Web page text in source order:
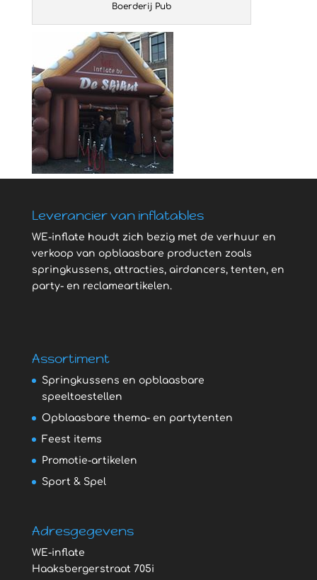
Boerderij Pub
Leverancier van inflatables
WE-inflate houdt zich bezig met de verhuur en
verkoop van opblaasbare producten zoals
springkussens, attracties, airdancers, tenten, en
party- en reclameartikelen.
Assortiment
Springkussens en opblaasbare
speeltoestellen
Opblaasbare thema- en partytenten
Feest items
Promotie-artikelen
Sport & Spel
Adresgegevens
WE-inflate
Haaksbergerstraat 705i